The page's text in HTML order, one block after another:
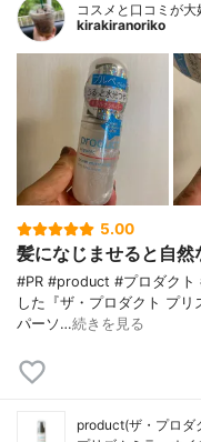
コスメと口コミが
kirakiranoriko
5.00
髪になじませると自然
#PR #product #プロダクト
した『ザ・プロダクト プリ
パーソ…続きを見る
product(ザ・プロダ